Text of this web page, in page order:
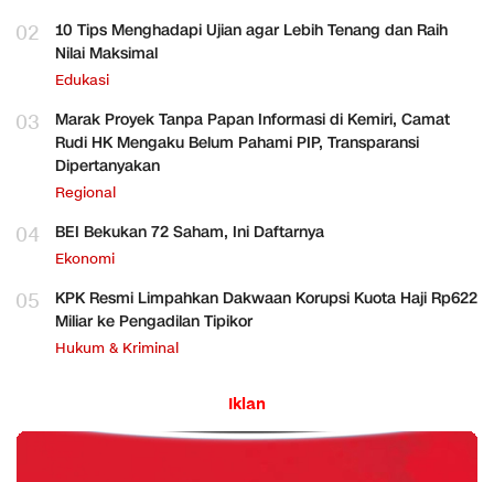
02
10 Tips Menghadapi Ujian agar Lebih Tenang dan Raih
Nilai Maksimal
Edukasi
03
Marak Proyek Tanpa Papan Informasi di Kemiri, Camat
Rudi HK Mengaku Belum Pahami PIP, Transparansi
Dipertanyakan
Regional
04 BEI Bekukan 72 Saham, Ini Daftarnya
Ekonomi
05
KPK Resmi Limpahkan Dakwaan Korupsi Kuota Haji Rp622
Miliar ke Pengadilan Tipikor
Hukum & Kriminal
Iklan